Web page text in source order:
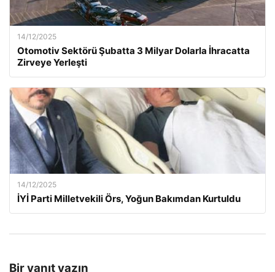
14/12/2025
Otomotiv Sektörü Şubatta 3 Milyar Dolarla İhracatta
Zirveye Yerleşti
14/12/2025
İYİ Parti Milletvekili Örs, Yoğun Bakımdan Kurtuldu
Bir yanıt yazın